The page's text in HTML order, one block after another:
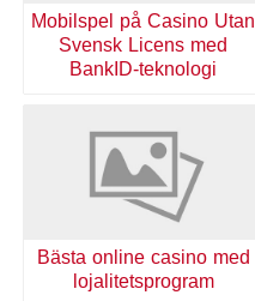
Mobilspel på Casino Utan
Svensk Licens med
BankID-teknologi
Bästa online casino med
lojalitetsprogram